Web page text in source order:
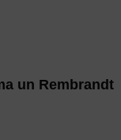
un Rembrandt